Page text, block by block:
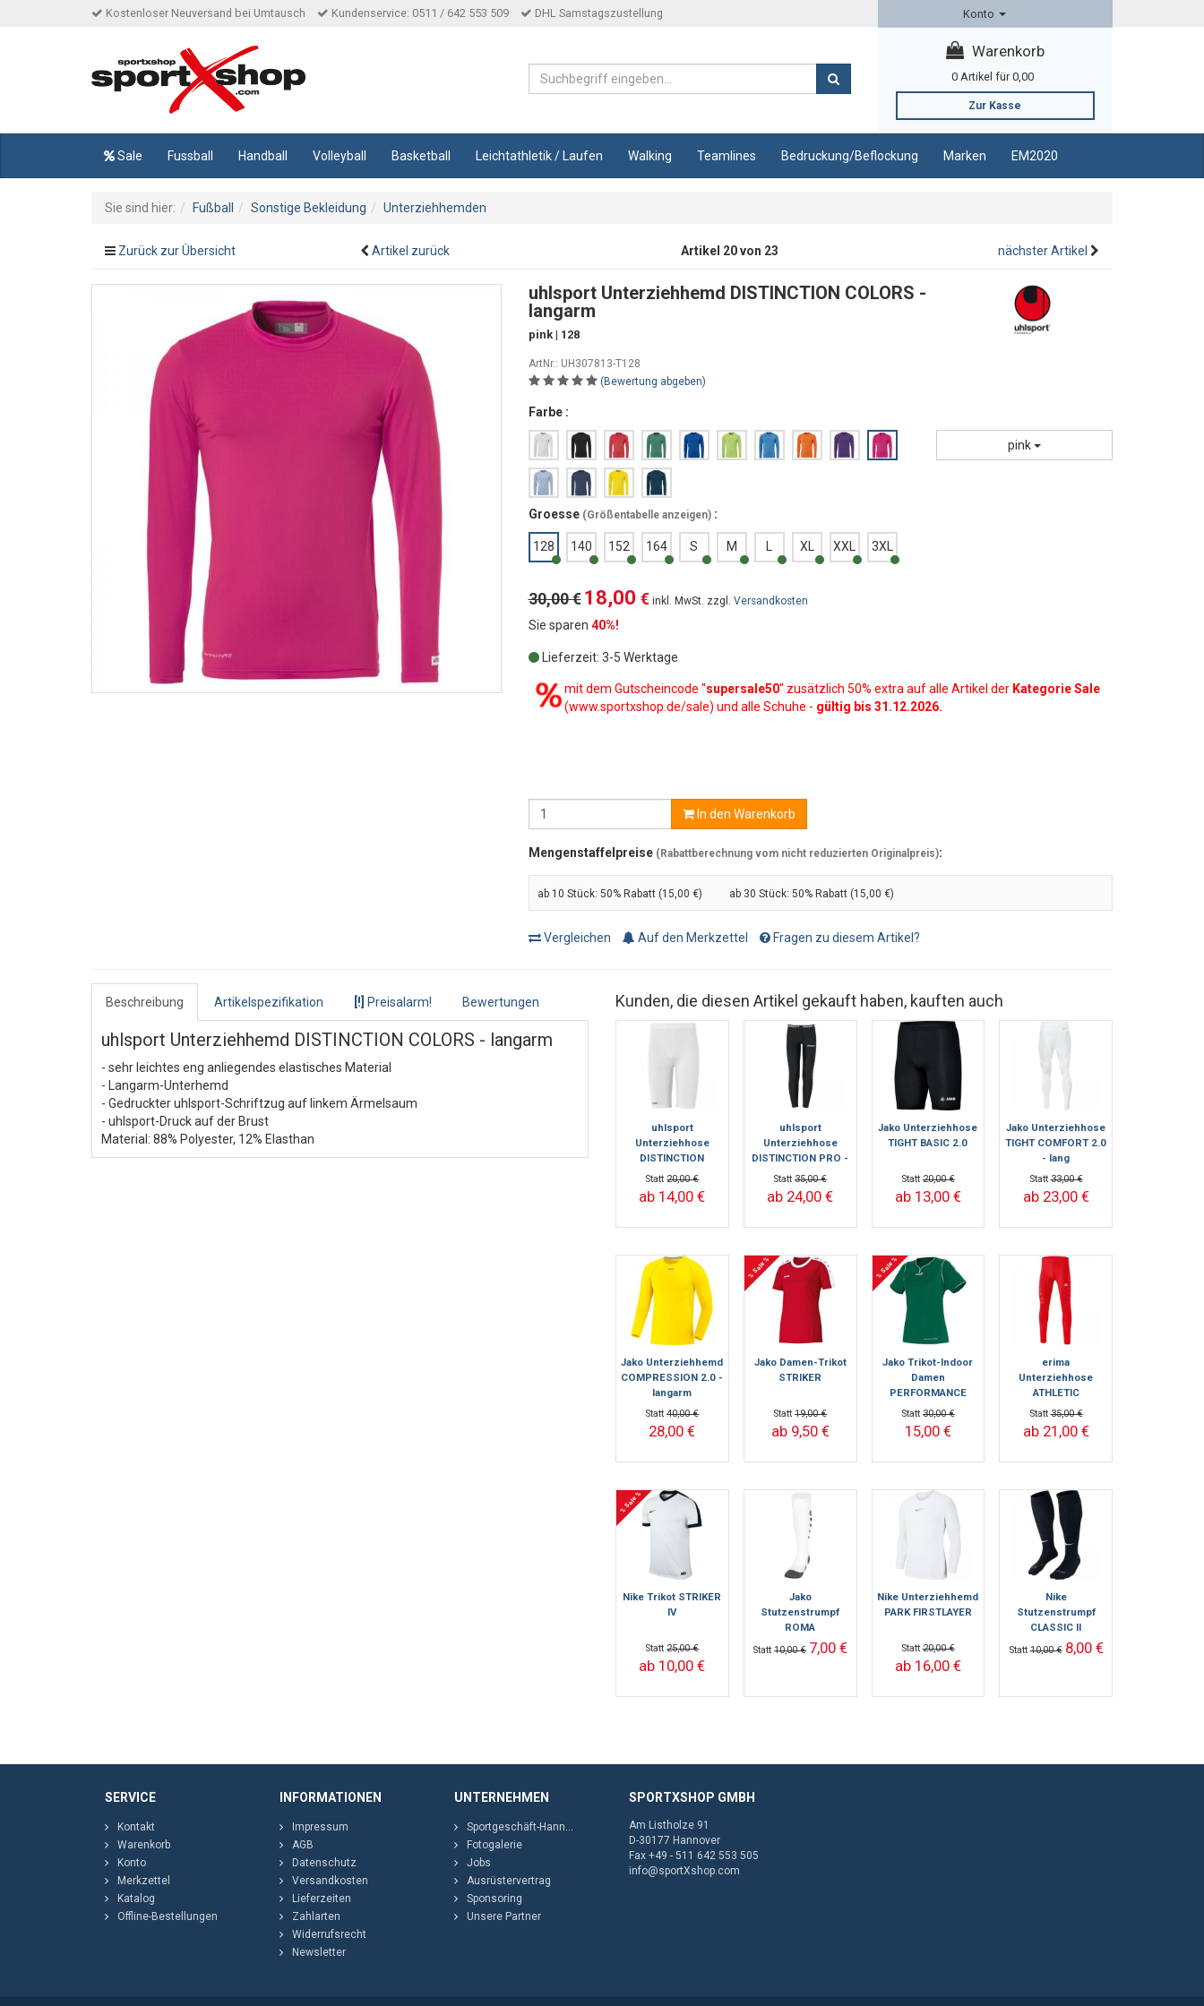
Kostenloser Neuversand bei Umtausch Kundenservice: 0511 / 642 553 509 DHL Samstagszustellung Konto
Warenkorb
0 Artikel für 0,00
Zur Kasse
Sale Fussball Handball Volleyball Basketball Leichtathletik / Laufen Walking Teamlines Bedruckung/Beflockung Marken EM2020
Sie sind hier: Fußball Sonstige Bekleidung Unterziehhemden
Zurück zur Übersicht Artikel zurück Artikel 20 von 23 nächster Artikel
uhlsport Unterziehhemd DISTINCTION COLORS -
langarm
pink | 128
ArtNr.: UH307813-T128
(Bewertung abgeben)
Farbe :
pink
Groesse (Größentabelle anzeigen):
128 140 152 164 S M XL XXL 3XL
30,00 € 18,00 € inkl. MwSt. zzgl. Versandkosten
Sie sparen 40%!
Lieferzeit: 3-5 Werktage
mit dem Gutscheincode "supersale50" zusätzlich 50% extra auf alle Artikel der Kategorie Sale
(www.sportxshop.de/sale) und alle Schuhe - gültig bis 31.12.2026.
In den Warenkorb
Mengenstaffelpreise (Rabattberechnung vom nicht reduzierten Originalpreis):
ab 10 Stück: 50% Rabatt (15,00 €) ab 30 Stück: 50% Rabatt (15,00 €)
Vergleichen Auf den Merkzettel Fragen zu diesem Artikel?
Beschreibung Artikelspezifikation [!] Preisalarm! Bewertungen
uhlsport Unterziehhemd DISTINCTION COLORS - langarm
- sehr leichtes eng anliegendes elastisches Material
- Langarm-Unterhemd
- Gedruckter uhlsport-Schriftzug auf linkem Ärmelsaum
- uhlsport-Druck auf der Brust
Material: 88% Polyester, 12% Elasthan
Kunden, die diesen Artikel gekauft haben, kauften auch
uhlsport
Unterziehhose
DISTINCTION
COLORS - kurz
Statt20,00 €
ab 14,00 €
uhlsport
Unterziehhose
DISTINCTION PRO -
lang
Statt35,00 €
ab 24,00 €
Jako Unterziehhose
TIGHT BASIC 2.0
Statt20,00 €
ab 13,00 €
Jako Unterziehhose
TIGHT COMFORT 2.0
- lang
Statt33,00 €
ab 23,00 €
Jako Unterziehhemd
COMPRESSION 2.0 -
langarm
Statt40,00 €
28,00 €
% Sale %
Jako Damen-Trikot
STRIKER
Statt19,00 €
ab 9,50 €
% Sale %
Jako Trikot-Indoor
Damen
PERFORMANCE
Statt30,00 €
15,00 €
erima
Unterziehhose
ATHLETIC
ELEMENTAL TIGHT -
lang
Statt35,00 €
ab 21,00 €
% Sale %
Nike Trikot STRIKER
IV
Statt25,00 €
ab 10,00 €
Jako
Stutzenstrumpf
ROMA
Statt10,00 € 7,00 €
Nike Unterziehhemd
PARK FIRSTLAYER
Statt20,00 €
ab 16,00 €
Nike
Stutzenstrumpf
CLASSIC II
Statt10,00 € 8,00 €
SERVICE
Kontakt
Warenkorb
Konto
Merkzettel
Katalog
Offline-Bestellungen
INFORMATIONEN
Impressum
AGB
Datenschutz
Versandkosten
Lieferzeiten
Zahlarten
Widerrufsrecht
Newsletter
UNTERNEHMEN
Sportgeschäft-Hannover
Fotogalerie
Jobs
Ausrüstervertrag
Sponsoring
Unsere Partner
SPORTXSHOP GMBH
Am Listholze 91
D-30177 Hannover
Fax +49 - 511 642 553 505
info@sportXshop.com